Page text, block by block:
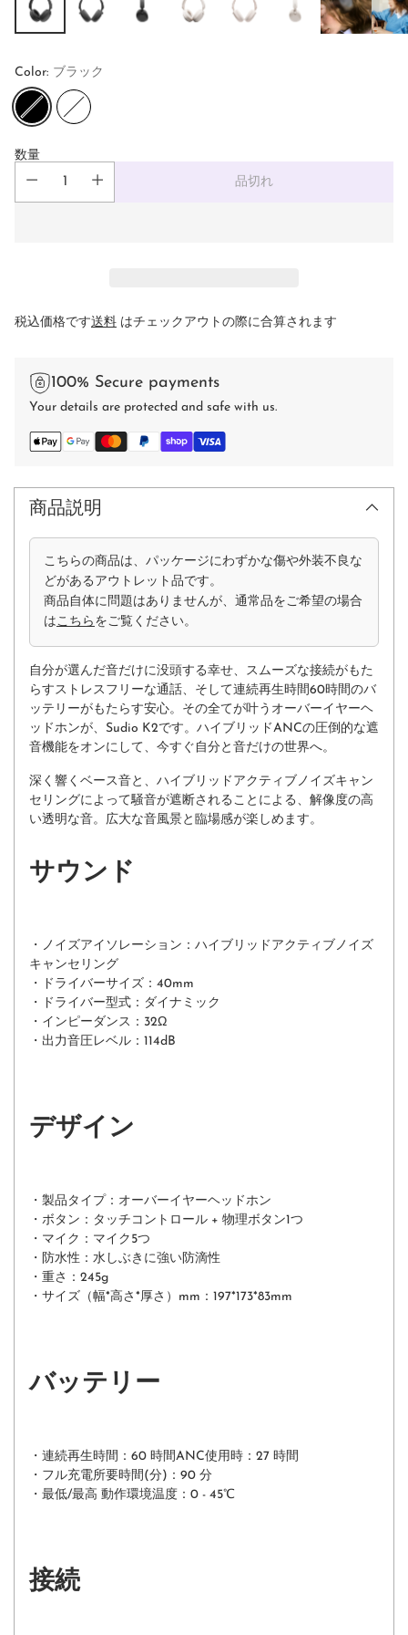
Color: ブラック
数量
品切れ
税込価格です送料 はチェックアウトの際に合算されます
100% Secure payments
Your details are protected and safe with us.
商品説明
こちらの商品は、パッケージにわずかな傷や外装不良な
どがあるアウトレット品です。
商品自体に問題はありませんが、通常品をご希望の場合
はこちら をご覧ください。
自分が選んだ音だけに没頭する幸せ、スムーズな接続がもた
らすストレスフリーな通話、そして連続再生時間60時間のバ
ッテリーがもたらす安心。その全てが叶うオーバーイヤーヘ
ッドホンが、Sudio K2です。ハイブリッドANCの圧倒的な遮
音機能をオンにして、今すぐ自分と音だけの世界へ。
深く響くベース音と、ハイブリッドアクティブノイズキャン
セリングによって騒音が遮断されることによる、解像度の高
い透明な音。広大な音風景と臨場感が楽しめます。
サウンド
・ノイズアイソレーション：ハイブリッドアクティブノイズ
キャンセリング
・ドライバーサイズ：40mm
・ドライバー型式：ダイナミック
・インピーダンス：32Ω
・出力音圧レベル：114dB
デザイン
・製品タイプ：オーバーイヤーヘッドホン
・ボタン：タッチコントロール + 物理ボタン1つ
・マイク：マイク5つ
・防水性：水しぶきに強い防滴性
・重さ：245g
・サイズ（幅*高さ*厚さ）mm：197*173*83mm
バッテリー
・連続再生時間：60 時間ANC使用時：27 時間
・フル充電所要時間(分)：90 分
・最低/最高 動作環境温度：0 - 45℃
接続